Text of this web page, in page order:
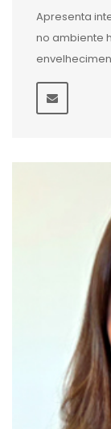
Apresenta
no ambiente